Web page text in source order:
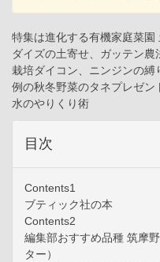
特集は進化する有機家庭菜園
ダイズの土寄せ、ガッテン
栽培ダイコン、ニンジンの
例の秋冬野菜のタネプレゼン
水のやりくり術
目次
Contents1
ブティック社の本
Contents2
編集部おすすめ品種 筑摩
ター）